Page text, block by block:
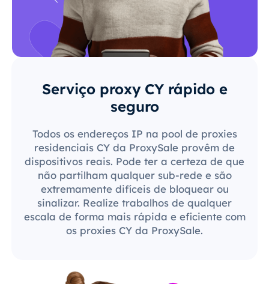
Serviço proxy CY rápido e
seguro
Todos os endereços IP na pool de proxies
residenciais CY da ProxySale provêm de
dispositivos reais. Pode ter a certeza de que
não partilham qualquer sub-rede e são
extremamente difíceis de bloquear ou
sinalizar. Realize trabalhos de qualquer
escala de forma mais rápida e eficiente com
os proxies CY da ProxySale.